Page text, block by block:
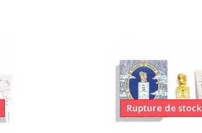
Rupture de stock